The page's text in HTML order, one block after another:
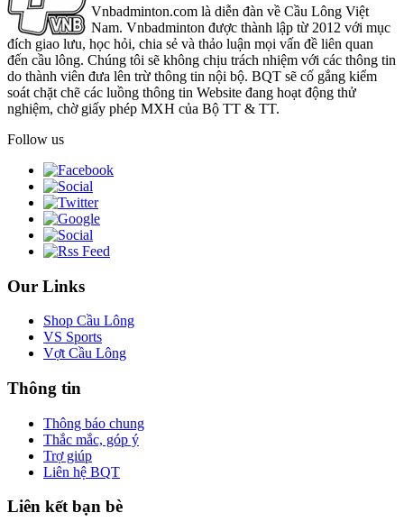
Vnbadminton.com là diễn đàn về Cầu Lông Việt
Nam. Vnbadminton được thành lập từ 2012 với mục
đích giao lưu, học hỏi, chia sẻ và thảo luận mọi vấn đề liên quan
đến cầu lông. Chúng tôi sẽ không chịu trách nhiệm với các thông tin
do thành viên đưa lên trừ thông tin nội bộ. BQT sẽ cố gắng kiểm
soát chặt chẽ các luồng thông tin Website đang hoạt động thử
nghiệm, chờ giấy phép MXH của Bộ TT & TT.
Follow us
Our Links
Shop Cầu Lông
VS Sports
Vợt Cầu Lông
Thông tin
Thông báo chung
Thắc mắc, góp ý
Trợ giúp
Liên hệ BQT
Liên kết bạn bè